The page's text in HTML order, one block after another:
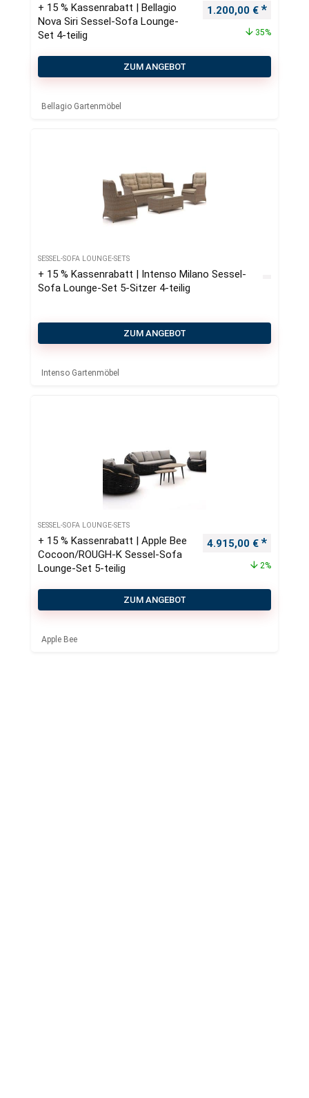
+ 15 % Kassenrabatt | Bellagio
Nova Siri Sessel-Sofa Lounge-
Set 4-teilig
Ursprünglicher
1.200,00 €
35%
ZUM ANGEBOT
Bellagio Gartenmöbel
SESSEL-SOFA LOUNGE-SETS
+ 15 % Kassenrabatt | Intenso Milano Sessel-
Sofa Lounge-Set 5-Sitzer 4-teilig
ZUM ANGEBOT
Intenso Gartenmöbel
SESSEL-SOFA LOUNGE-SETS
+ 15 % Kassenrabatt | Apple Bee
Cocoon/ROUGH-K Sessel-Sofa
Lounge-Set 5-teilig
Ursprünglicher
4.915,00 €
2%
ZUM ANGEBOT
Apple Bee